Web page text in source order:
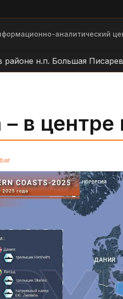
аналитический
н.п. Большая Писаревка
– в